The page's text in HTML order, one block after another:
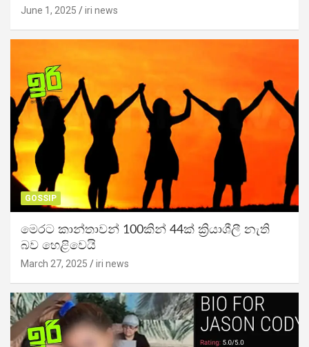
June 1, 2025 iri news
GOSSIP
මෙරට කාන්තාවන් 100කින් 44ක් ක්‍රියාශීලී නැති
බව හෙළිවෙයි
March 27, 2025 iri news